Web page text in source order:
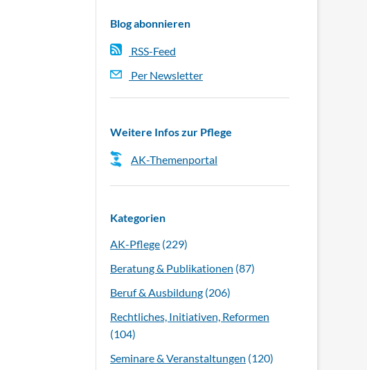
Blog abonnieren
RSS-Feed
Per Newsletter
Weitere Infos zur Pflege
AK-Themenportal
Kategorien
AK-Pflege (229)
Beratung & Publikationen (87)
Beruf & Ausbildung (206)
Rechtliches, Initiativen, Reformen
(104)
Seminare & Veranstaltungen (120)